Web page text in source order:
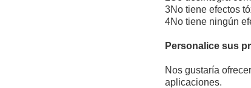
3No tiene efectos
4No tiene ningún
Personalice sus
Nos gustaría
aplicaciones.